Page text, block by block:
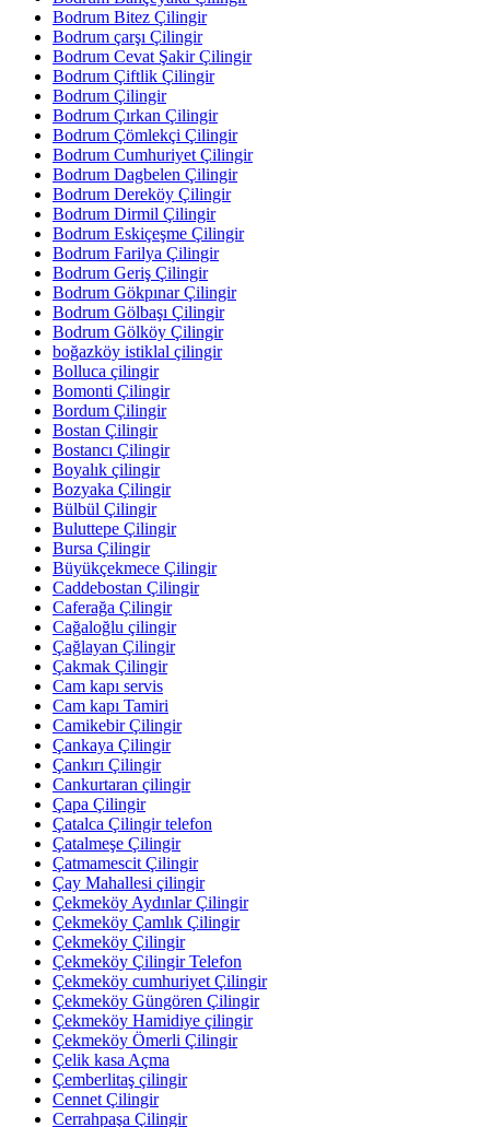
Bodrum Bitez Çilingir
Bodrum çarşı Çilingir
Bodrum Cevat Şakir Çilingir
Bodrum Çiftlik Çilingir
Bodrum Çilingir
Bodrum Çırkan Çilingir
Bodrum Çömlekçi Çilingir
Bodrum Cumhuriyet Çilingir
Bodrum Dagbelen Çilingir
Bodrum Dereköy Çilingir
Bodrum Dirmil Çilingir
Bodrum Eskiçeşme Çilingir
Bodrum Farilya Çilingir
Bodrum Geriş Çilingir
Bodrum Gökpınar Çilingir
Bodrum Gölbaşı Çilingir
Bodrum Gölköy Çilingir
boğazköy istiklal çilingir
Bolluca çilingir
Bomonti Çilingir
Bordum Çilingir
Bostan Çilingir
Bostancı Çilingir
Boyalık çilingir
Bozyaka Çilingir
Bülbül Çilingir
Buluttepe Çilingir
Bursa Çilingir
Büyükçekmece Çilingir
Caddebostan Çilingir
Caferağa Çilingir
Cağaloğlu çilingir
Çağlayan Çilingir
Çakmak Çilingir
Cam kapı servis
Cam kapı Tamiri
Camikebir Çilingir
Çankaya Çilingir
Çankırı Çilingir
Cankurtaran çilingir
Çapa Çilingir
Çatalca Çilingir telefon
Çatalmeşe Çilingir
Çatmamescit Çilingir
Çay Mahallesi çilingir
Çekmeköy Aydınlar Çilingir
Çekmeköy Çamlık Çilingir
Çekmeköy Çilingir
Çekmeköy Çilingir Telefon
Çekmeköy cumhuriyet Çilingir
Çekmeköy Güngören Çilingir
Çekmeköy Hamidiye çilingir
Çekmeköy Ömerli Çilingir
Çelik kasa Açma
Çemberlitaş çilingir
Cennet Çilingir
Cerrahpaşa Çilingir